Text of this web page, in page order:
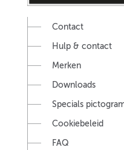
Contact
Hulp & contact
Merken
Downloads
Specials
Cookiebeleid
FAQ